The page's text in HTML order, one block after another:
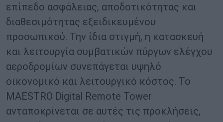
επίπεδο ασφάλειας, αποδοτικότητας και
διαθεσιμότητας εξειδικευμένου
προσωπικού. Την ίδια στιγμή, η κατασκευή
και λειτουργία συμβατικών πύργων ελέγχου
αεροδρομίων συνεπάγεται υψηλό
οικονομικό και λειτουργικό κόστος. Το
MAESTRO Digital Remote Tower
ανταποκρίνεται σε αυτές τις προκλήσεις,